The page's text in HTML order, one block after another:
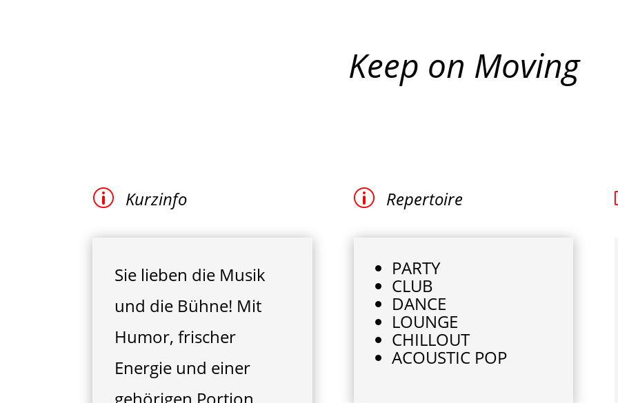
Keep on Moving
p Kurzinfo
Sie lieben die Musik
und die Bühne! Mit
Humor, frischer
Energie und einer
p Repertoire
PARTY
CLUB
DANCE
LOUNGE
CHILLOUT
ACOUSTIC POP